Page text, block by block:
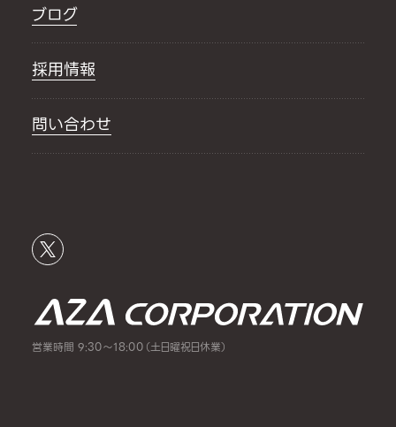
ブログ
採用情報
問い合わせ
営業時間 9:30～18:00（土日曜祝日休業）